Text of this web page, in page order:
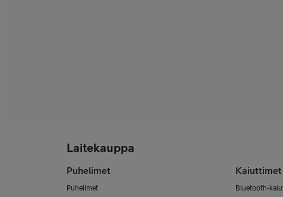
Laitekauppa
Puhelimet
Puhelimet
Kaiuttimet
Bluetooth-